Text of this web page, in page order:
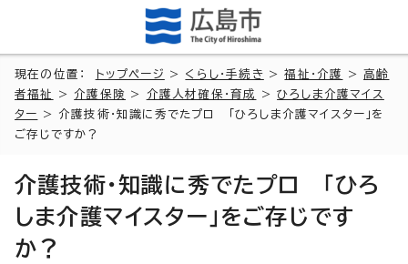
現在の位置： トップページ > くらし・手続き >福祉・介護 >高齢
者福祉
> 介護保険 > 介護人材確保・育成 >ひろしま介護マイス
ター
> 介護技術・知識に秀でたプロ 「ひろしま介護マイスター」を
ご存じですか？
介護技術・知識に秀でたプロ 「ひろ
しま介護マイスター」をご存じです
か？